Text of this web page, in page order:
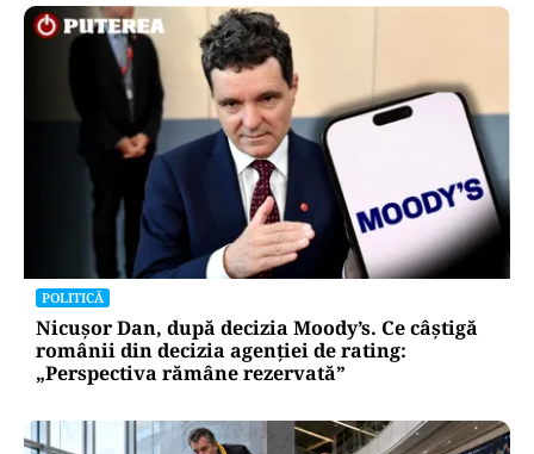
POLITICĂ
Nicușor Dan, după decizia Moody’s. Ce câștigă
românii din decizia agenției de rating:
„Perspectiva rămâne rezervată”